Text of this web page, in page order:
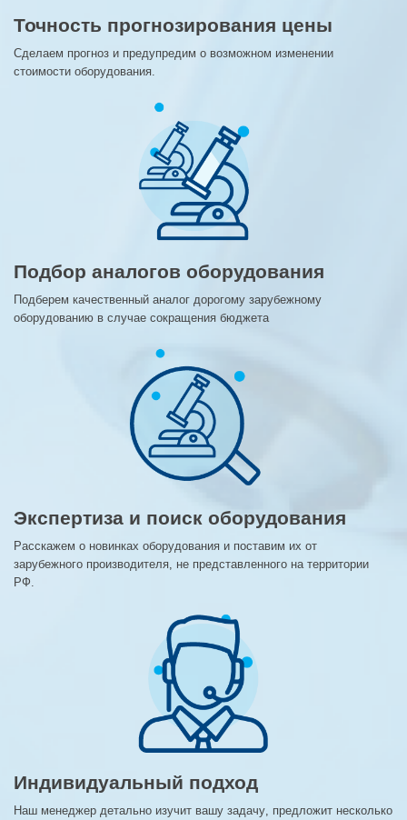
Точность прогнозирования цены
Сделаем прогноз и предупредим о возможном изменении
стоимости оборудования.
Подбор аналогов оборудования
Подберем качественный аналог дорогому зарубежному
оборудованию в случае сокращения бюджета
Экспертиза и поиск оборудования
Расскажем о новинках оборудования и поставим их от
зарубежного производителя, не представленного на территории
РФ.
Индивидуальный подход
Наш менеджер детально изучит вашу задачу, предложит несколько